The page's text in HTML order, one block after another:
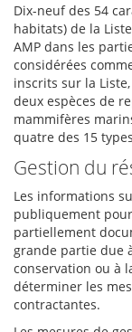
Dix-neuf des 54
habitats) de la
AMP dans les
considérées
inscrits sur la
deux espèces de
mammifères
quatre des 15
Gestion du
Les informations
publiquement pour
partiellement
grande partie due
conservation ou à
déterminer les
contractantes.